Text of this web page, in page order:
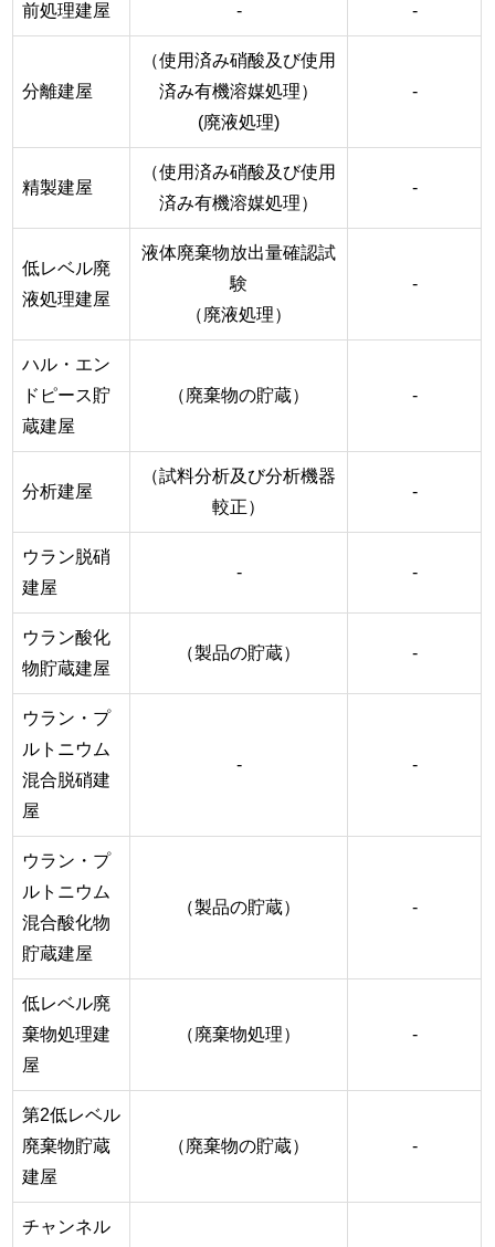
前処理建屋 - -
分離建屋
（使用済み硝酸及び使用
済み有機溶媒処理）
(廃液処理)
-
精製建屋
（使用済み硝酸及び使用
済み有機溶媒処理）
-
低レベル廃
液処理建屋
液体廃棄物放出量確認試
験
（廃液処理）
-
ハル・エン
ドピース貯
蔵建屋
（廃棄物の貯蔵） -
分析建屋
（試料分析及び分析機器
較正）
-
ウラン脱硝
建屋
- -
ウラン酸化
物貯蔵建屋
（製品の貯蔵） -
ウラン・プ
ルトニウム
混合脱硝建
屋
- -
ウラン・プ
ルトニウム
混合酸化物
貯蔵建屋
（製品の貯蔵） -
低レベル廃
棄物処理建
屋
（廃棄物処理） -
第2低レベル
廃棄物貯蔵
建屋
（廃棄物の貯蔵） -
チャンネル